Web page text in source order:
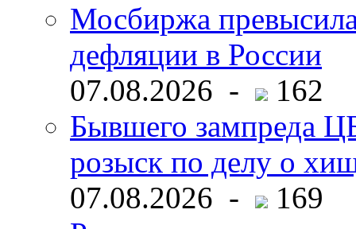
Мосбиржа
дефляции в России
07.08.2026 -
162
Бывшего зампреда
розыск по делу о
07.08.2026 -
169